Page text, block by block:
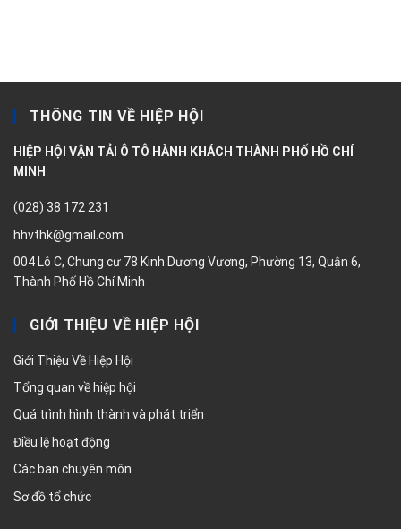
THÔNG TIN VỀ HIỆP HỘI
HIỆP HỘI VẬN TẢI Ô TÔ HÀNH KHÁCH THÀNH PHỐ HỒ CHÍ
MINH
(028) 38 172 231
hhvthk@gmail.com
004 Lô C, Chung cư 78 Kinh Dương Vương, Phường 13, Quận 6,
Thành Phố Hồ Chí Minh
GIỚI THIỆU VỀ HIỆP HỘI
Giới Thiệu Về Hiệp Hội
Tổng quan về hiệp hội
Quá trình hình thành và phát triển
Điều lệ hoạt động
Các ban chuyên môn
Sơ đồ tổ chức